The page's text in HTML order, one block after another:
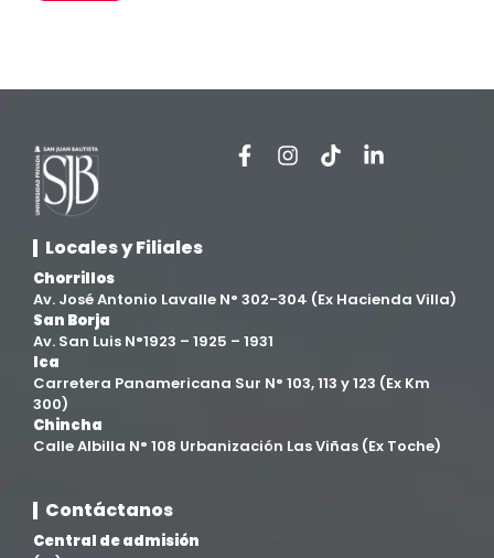
Facultad de Ciencias de la Salud
Facultad de Derecho y Ciencias Empresariales
Facultad de Ingenierías
Filial Chincha
Filial Ica (76)
Ingeniería agroindustrial (12)
Ingeniería Civil
Locales y Filiales
Chorrillos
Av. José Antonio Lavalle N° 302-304 (Ex Hacienda Villa)
San Borja
Av. San Luis N°1923 – 1925 – 1931
Ica
Carretera Panamericana Sur N° 103, 113 y 123 (Ex Km
300)
Chincha
Calle Albilla N° 108 Urbanización Las Viñas (Ex Toche)
Contáctanos
Central de admisión